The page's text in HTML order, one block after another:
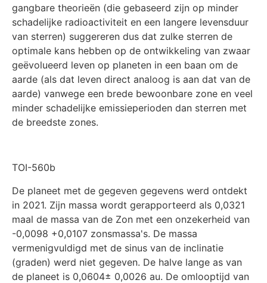
gangbare theorieën (die gebaseerd zijn op minder
schadelijke radioactiviteit en een langere levensduur
van sterren) suggereren dus dat zulke sterren de
optimale kans hebben op de ontwikkeling van zwaar
geëvolueerd leven op planeten in een baan om de
aarde (als dat leven direct analoog is aan dat van de
aarde) vanwege een brede bewoonbare zone en veel
minder schadelijke emissieperioden dan sterren met
de breedste zones.
TOI-560b
De planeet met de gegeven gegevens werd ontdekt
in 2021. Zijn massa wordt gerapporteerd als 0,0321
maal de massa van de Zon met een onzekerheid van
-0,0098 +0,0107 zonsmassa's. De massa
vermenigvuldigd met de sinus van de inclinatie
(graden) werd niet gegeven. De halve lange as van
de planeet is 0,0604± 0,0026 au. De omlooptijd van